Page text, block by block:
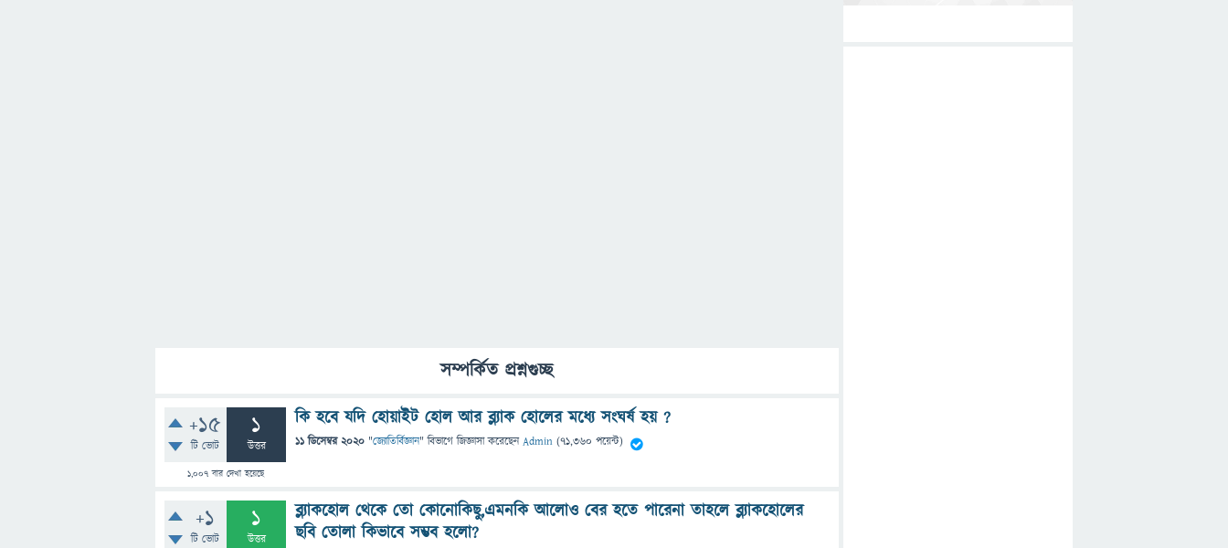
সম্পর্কিত প্রশ্নগুচ্ছ
+15
টি ভোট
1
উত্তর
1,007বার দেখা হয়েছে
কি হবে যদি হোয়াইট হোল আর ব্ল্যাক হোলের মধ্যে সংঘর্ষ হয় ?
11 ডিসেম্বর 2020 "জ্যোতির্বিজ্ঞান" বিভাগে জিজ্ঞাসাকরেছেনAdmin (71,360 পয়েন্ট)
+1
টি ভোট
1
উত্তর
ব্ল্যাকহোল থেকে তো কোনোকিছু,এমনকি আলোও বের হতে পারেনা তাহলে ব্ল্যাকহোলের
ছবি তোলা কিভাবে সম্ভব হলো?